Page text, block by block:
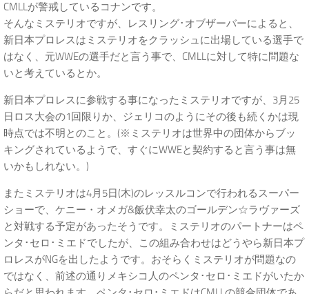
CMLLが警戒しているコナンです。
そんなミステリオですが、レスリング･オブザーバーによると、
新日本プロレスはミステリオをクラッシュに出場している選手で
はなく、元WWEの選手だと言う事で、CMLLに対して特に問題な
いと考えているとか。
新日本プロレスに参戦する事になったミステリオですが、3月25
日ロス大会の1回限りか、ジェリコのようにその後も続くかは現
時点では不明とのこと。(※ミステリオは世界中の団体からブッ
キングされているようで、すぐにWWEと契約すると言う事は無
いかもしれない。)
またミステリオは4月5日(木)のレッスルコンで行われるスーパー
ショーで、ケニー・オメガ&飯伏幸太のゴールデン☆ラヴァーズ
と対戦する予定があったそうです。ミステリオのパートナーはペ
ンタ･セロ･ミエドでしたが、この組み合わせはどうやら新日本プ
ロレスがNGを出したようです。おそらくミステリオが問題なの
ではなく、前述の通りメキシコ人のペンタ･セロ･ミエドがいたか